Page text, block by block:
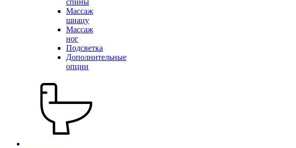
спины
Массаж
шиацу
Массаж
ног
Подсветка
Дополнительные
опции